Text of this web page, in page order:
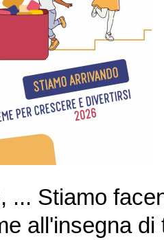
... Stiamo
all'insegna